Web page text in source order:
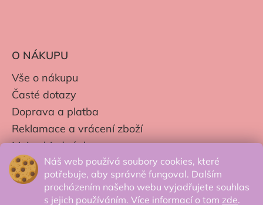
Náš web používá soubory cookies, které
potřebuje, aby správně fungoval. Dalším
procházením našeho webu vyjadřujete souhlas
s jejich používáním. Více informací o tom zde.
O NÁKUPU
Vše o nákupu
Časté dotazy
Doprava a platba
Reklamace a vrácení zboží
Moje objednávky
Obchodní podmínky
Zpracování os. údajů